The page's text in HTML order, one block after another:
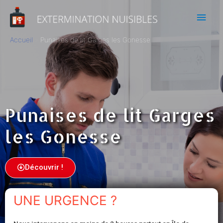
Accueil Punaises de lit Garges les Gonesse
Punaises de lit Garges
les Gonesse
Découvrir !
UNE URGENCE ?